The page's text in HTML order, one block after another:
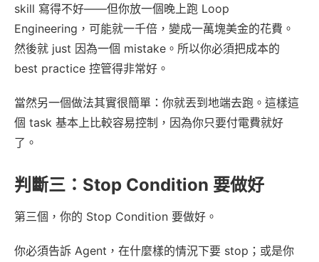
skill 寫得不好——但你放一個晚上跑 Loop
Engineering，可能就一千倍，變成一萬塊美金的花費。
然後就 just 因為一個 mistake。所以你必須把成本的
best practice 控管得非常好。
當然另一個做法其實很簡單：你就丟到地端去跑。這樣這
個 task 基本上比較容易控制，因為你只要付電費就好
了。
判斷三：Stop Condition 要做好
第三個，你的 Stop Condition 要做好。
你必須告訴 Agent，在什麼樣的情況下要 stop；或是你